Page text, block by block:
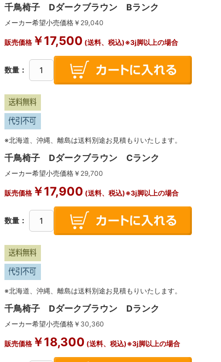
千鳥椅子 Dダークブラウン Bランク
メーカー希望小売価格￥ 29,040
販売価格￥17,500 (送料、税込)※3j脚以上の場合
数量：
※北海道、沖縄、離島は送料別途お見積もりいたします。
千鳥椅子 Dダークブラウン Cランク
メーカー希望小売価格￥ 29,700
販売価格￥17,900 (送料、税込)※3j脚以上の場合
数量：
※北海道、沖縄、離島は送料別途お見積もりいたします。
千鳥椅子 Dダークブラウン Dランク
メーカー希望小売価格￥ 30,360
販売価格￥18,300 (送料、税込)※3j脚以上の場合